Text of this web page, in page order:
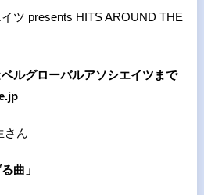
ツ presents HITS AROUND THE
ベルグローバルアソシエイツまで
さん
曲」